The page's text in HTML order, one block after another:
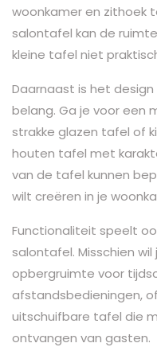
woonkamer en zithoek
salontafel kan de
kleine tafel niet
Daarnaast is het
belang. Ga je voor een
strakke glazen tafel of
houten tafel met
van de tafel kunnen
wilt creëren in je
Functionaliteit speelt
salontafel. Misschien
opbergruimte voor
afstandsbedieningen,
uitschuifbare tafel die
ontvangen van gasten.